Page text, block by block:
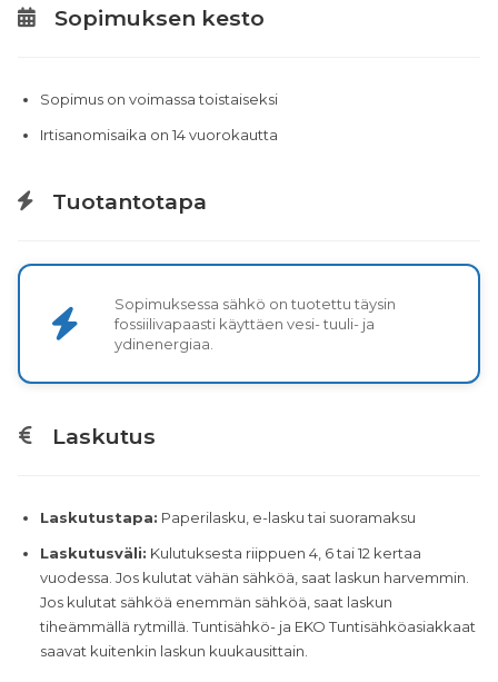
Sopimuksen kesto
Sopimus on voimassa toistaiseksi
Irtisanomisaika on 14 vuorokautta
Tuotantotapa
Sopimuksessa sähkö on tuotettu täysin
fossiilivapaasti käyttäen vesi- tuuli- ja
ydinenergiaa.
Laskutus
Laskutustapa: Paperilasku, e-lasku tai suoramaksu
Laskutusväli: Kulutuksesta riippuen 4, 6 tai 12 kertaa
vuodessa. Jos kulutat vähän sähköä, saat laskun harvemmin.
Jos kulutat sähköä enemmän sähköä, saat laskun
tiheämmällä rytmillä. Tuntisähkö- ja EKO Tuntisähköasiakkaat
saavat kuitenkin laskun kuukausittain.